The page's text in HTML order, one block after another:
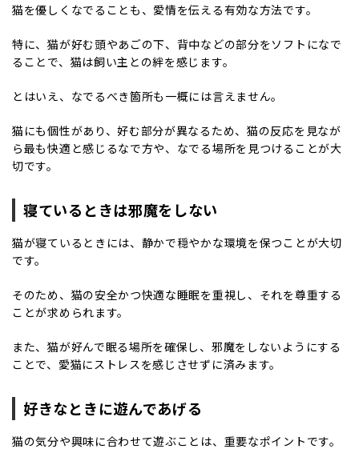
猫を優しくなでることも、愛情を伝える有効な方法です。
特に、猫が好む頭やあごの下、背中などの部分をソフトになで
ることで、猫は飼い主との絆を感じます。
とはいえ、なでるべき箇所も一概には言えません。
猫にも個性があり、好む部分が異なるため、猫の反応を見なが
ら最も快適と感じるなで方や、なでる場所を見つけることが大
切です。
寝ているときは邪魔をしない
猫が寝ているときには、静かで穏やかな環境を保つことが大切
です。
そのため、猫の安全かつ快適な睡眠を重視し、それを尊重する
ことが求められます。
また、猫が好んで眠る場所を確保し、邪魔をしないようにする
ことで、愛猫にストレスを感じさせずに済みます。
好きなときに遊んであげる
猫の気分や興味に合わせて遊ぶことは、重要なポイントです。